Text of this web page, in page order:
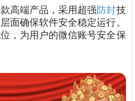
高端产品，采用超强防封技
面确保软件安全稳定运行。
，为用户的微信账号安全保